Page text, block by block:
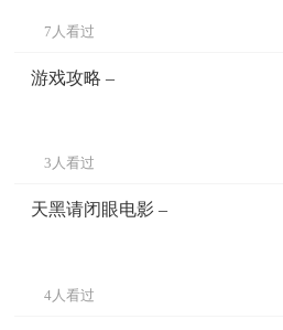
7人看过
游戏攻略 –
3人看过
天黑请闭眼电影 –
4人看过